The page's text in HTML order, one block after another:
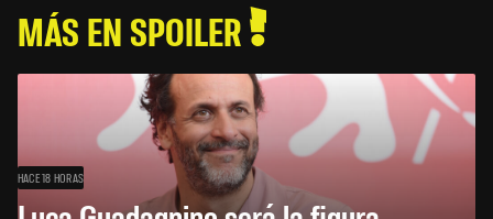
MÁS EN SPOILER
HACE 18 HORAS